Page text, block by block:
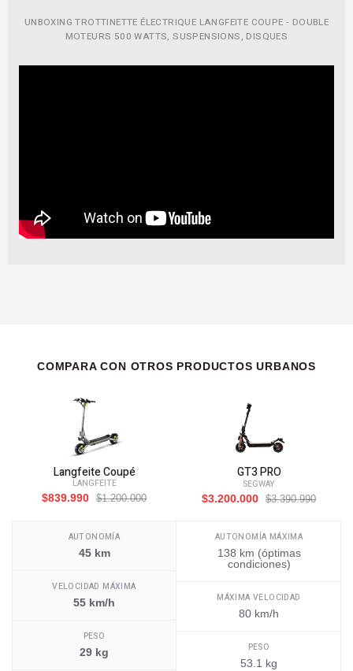
UNBOXING TROTTINETTE ÉLECTRIQUE LANGFEITE COUPE - DOUBLE
MOTEURS 500 WATTS, SUSPENSIONS, DISQUES
COMPARA CON OTROS PRODUCTOS URBANOS
Langfeite Coupé
LANGFEITE
$839.990
$1.200.000
AUTONOMÍA
45 km
VELOCIDAD MÁXIMA
55 km/h
PESO
29 kg
GT3 PRO
SEGWAY
$3.200.000
$3.390.990
AUTONOMÍA MÁXIMA
138 km (óptimas
condiciones)
MÁXIMA VELOCIDAD
80 km/h
PESO
53.1 kg